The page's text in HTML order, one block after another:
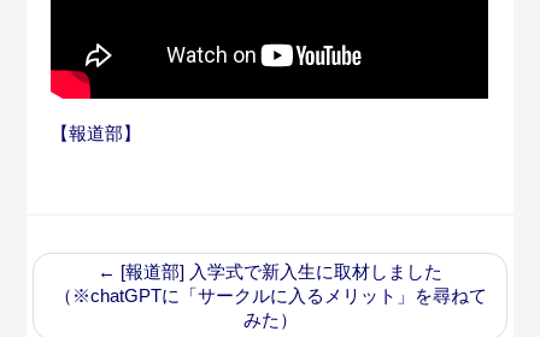
【報道部】
← [報道部] 入学式で新入生に取材しました
（※chatGPTに「サークルに入るメリット」を尋ねて
みた）